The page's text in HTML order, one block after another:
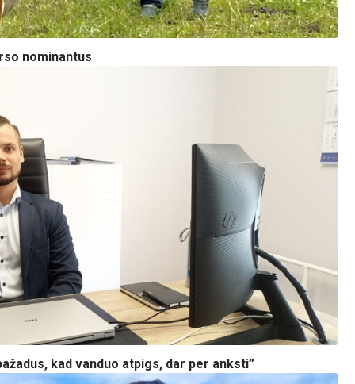
nominantus
kad vanduo atpigs, dar per anksti”